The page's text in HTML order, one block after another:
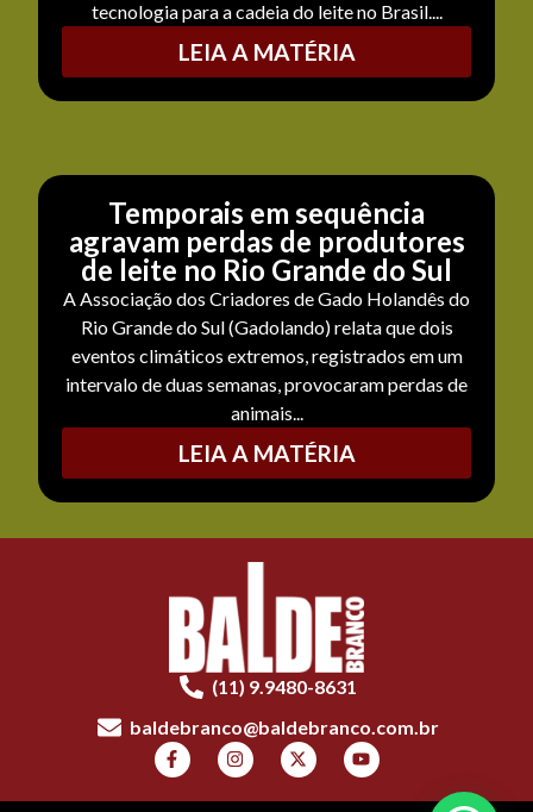
tecnologia para a cadeia do leite no Brasil....
LEIA A MATÉRIA
Temporais em sequência
agravam perdas de produtores
de leite no Rio Grande do Sul
A Associação dos Criadores de Gado Holandês do
Rio Grande do Sul (Gadolando) relata que dois
eventos climáticos extremos, registrados em um
intervalo de duas semanas, provocaram perdas de
animais...
LEIA A MATÉRIA
(11) 9.9480-8631
baldebranco@baldebranco.com.br